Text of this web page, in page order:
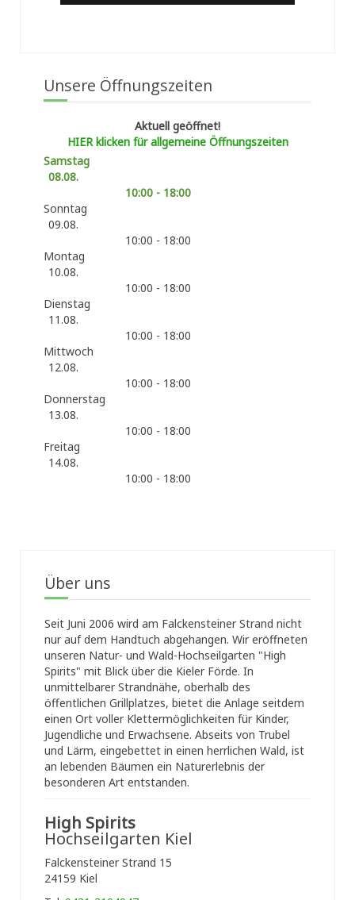
Unsere Öffnungszeiten
Aktuell geöffnet!
HIER klicken für allgemeine Öffnungszeiten
Samstag
08.08.
10:00 - 18:00
Sonntag
09.08.
10:00 - 18:00
Montag
10.08.
10:00 - 18:00
Dienstag
11.08.
10:00 - 18:00
Mittwoch
12.08.
10:00 - 18:00
Donnerstag
13.08.
10:00 - 18:00
Freitag
14.08.
10:00 - 18:00
Über uns
Seit Juni 2006 wird am Falckensteiner Strand nicht
nur auf dem Handtuch abgehangen. Wir eröffneten
unseren Natur- und Wald-Hochseilgarten "High
Spirits" mit Blick über die Kieler Förde. In
unmittelbarer Strandnähe, oberhalb des
öffentlichen Grillplatzes, bietet die Anlage seitdem
einen Ort voller Klettermöglichkeiten für Kinder,
Jugendliche und Erwachsene. Abseits von Trubel
und Lärm, eingebettet in einen herrlichen Wald, ist
an lebenden Bäumen ein Naturerlebnis der
besonderen Art entstanden.
High Spirits
Hochseilgarten Kiel
Falckensteiner Strand 15
24159 Kiel